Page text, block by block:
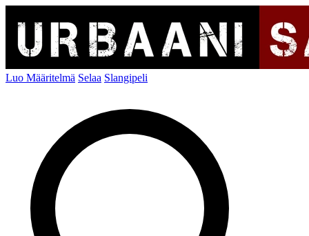
Luo Määritelmä Selaa Slangipeli